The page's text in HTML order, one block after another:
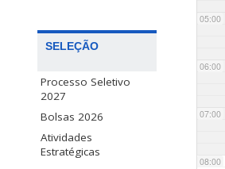
SELEÇÃO
Processo Seletivo
2027
Bolsas 2026
Atividades
Estratégicas
05:00
06:00
07:00
08:00